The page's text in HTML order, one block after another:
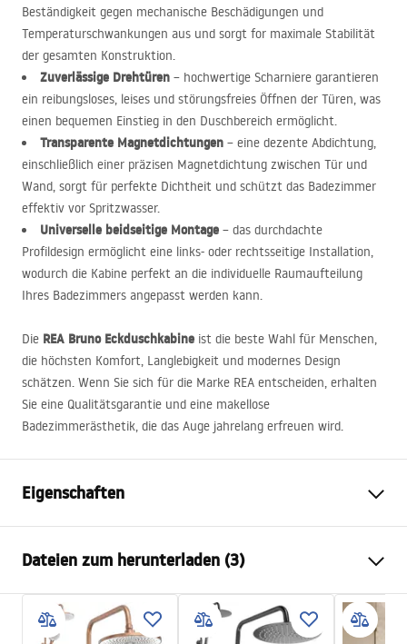
Beständigkeit gegen mechanische Beschädigungen und
Temperaturschwankungen aus und sorgt for maximale Stabilität
der gesamten Konstruktion.
Zuverlässige Drehtüren – hochwertige Scharniere garantieren
ein reibungsloses, leises und störungsfreies Öffnen der Türen, was
einen bequemen Einstieg in den Duschbereich ermöglicht.
Transparente Magnetdichtungen – eine dezente Abdichtung,
einschließlich einer präzisen Magnetdichtung zwischen Tür und
Wand, sorgt für perfekte Dichtheit und schützt das Badezimmer
effektiv vor Spritzwasser.
Universelle beidseitige Montage – das durchdachte
Profildesign ermöglicht eine links- oder rechtsseitige Installation,
wodurch die Kabine perfekt an die individuelle Raumaufteilung
Ihres Badezimmers angepasst werden kann.
Die REA Bruno Eckduschkabine ist die beste Wahl für Menschen,
die höchsten Komfort, Langlebigkeit und modernes Design
schätzen. Wenn Sie sich für die Marke REA entscheiden, erhalten
Sie eine Qualitätsgarantie und eine makellose
Badezimmerästhetik, die das Auge jahrelang erfreuen wird.
Eigenschaften
Farbe der Armatur
gebürstetes Gold
Duschkabine Typ
Ecke
Glasfarbe
Transparent 6mm
Dateien zum herunterladen (3)
Warunki bezpieczeństwa